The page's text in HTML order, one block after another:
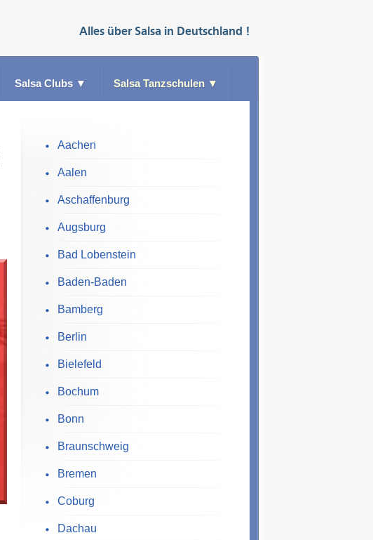
Alles über Salsa in Deutschland !
Salsa Clubs ▼ Salsa Tanzschulen ▼
Aachen
Aalen
Aschaffenburg
Augsburg
Bad Lobenstein
Baden-Baden
Bamberg
Berlin
Bielefeld
Bochum
Bonn
Braunschweig
Bremen
Coburg
Dachau